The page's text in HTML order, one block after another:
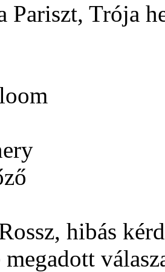
Pariszt, Trója
hibás
megadott